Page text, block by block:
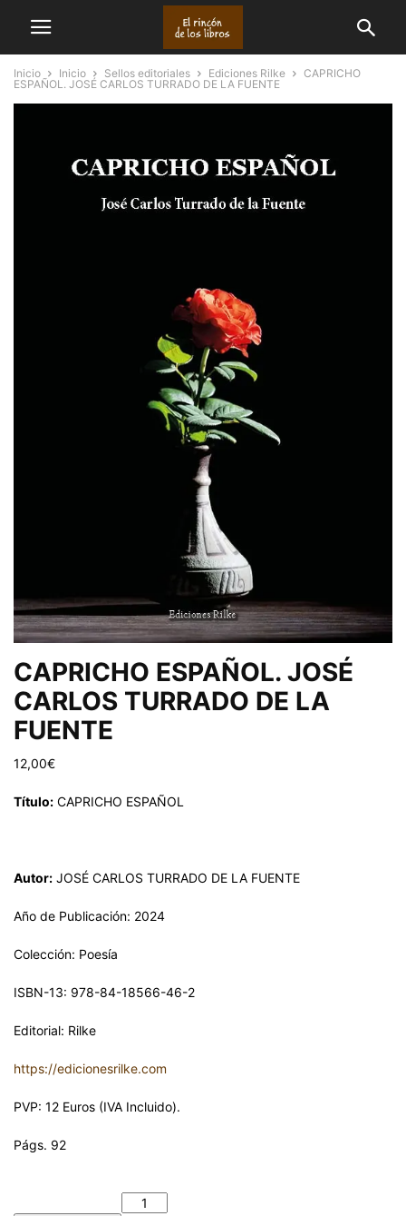
Inicio Inicio Sellos editoriales Ediciones Rilke
CAPRICHO
ESPAÑOL. JOSÉ CARLOS TURRADO DE LA FUENTE
CAPRICHO ESPAÑOL. JOSÉ
CARLOS TURRADO DE LA
FUENTE
12,00€
Título: CAPRICHO ESPAÑOL
Autor: JOSÉ CARLOS TURRADO DE LA FUENTE
Año de Publicación: 2024
Colección: Poesía
ISBN-13: 978-84-18566-46-2
Editorial: Rilke
https://edicionesrilke.com
PVP: 12 Euros (IVA Incluido).
Págs. 92